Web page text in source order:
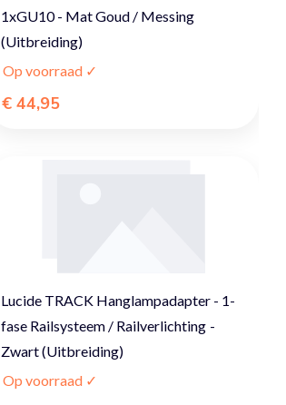
1xGU10 - Mat Goud / Messing
(Uitbreiding)
Op voorraad ✓
€ 44,95
Lucide TRACK Hanglampadapter - 1-
fase Railsysteem / Railverlichting -
Zwart (Uitbreiding)
Op voorraad ✓